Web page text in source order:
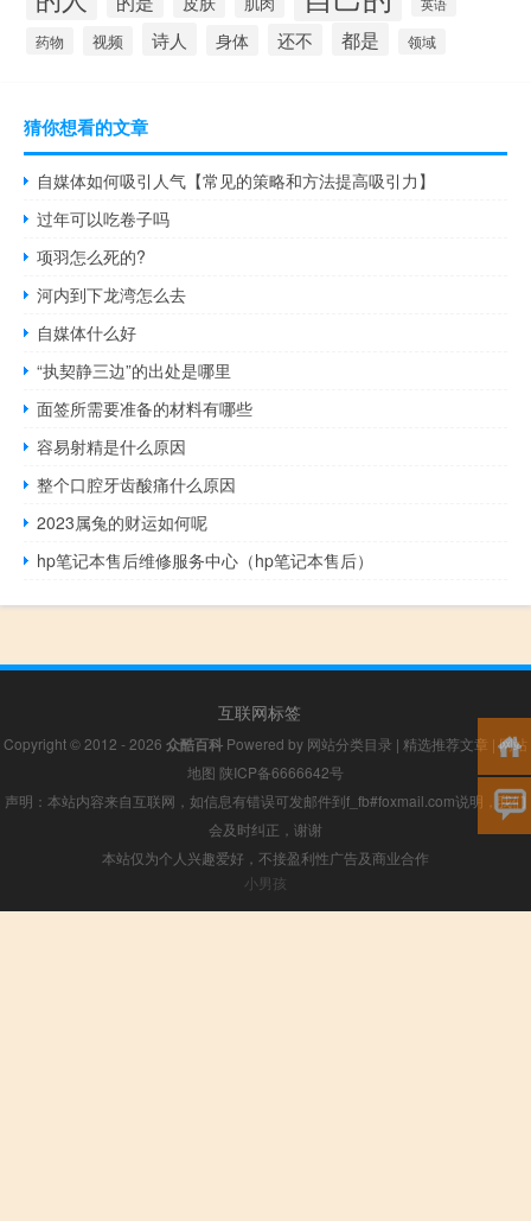
英语
药物 视频 诗人 身体 还不 都是 领域
猜你想看的文章
自媒体如何吸引人气【常见的策略和方法提高吸引力】
过年可以吃卷子吗
项羽怎么死的?
河内到下龙湾怎么去
自媒体什么好
“执契静三边”的出处是哪里
面签所需要准备的材料有哪些
容易射精是什么原因
整个口腔牙齿酸痛什么原因
2023属兔的财运如何呢
hp笔记本售后维修服务中心（hp笔记本售后）
互联网标签
Copyright © 2012 - 2026 众酷百科 Powered by 网站分类目录 | 精选推荐文章 |网站
地图 陕ICP备6666642号
声明：本站内容来自互联网，如信息有错误可发邮件到f_fb#foxmail.com说明，我们
会及时纠正，谢谢
本站仅为个人兴趣爱好，不接盈利性广告及商业合作
小男孩